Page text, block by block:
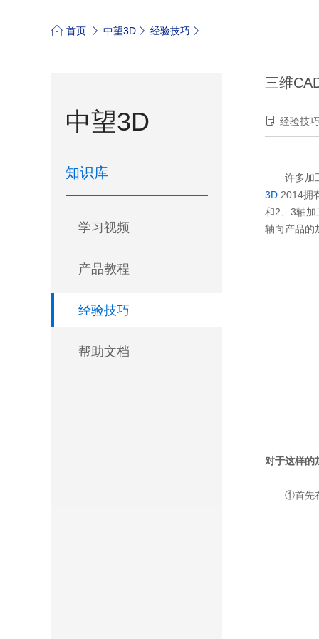
首页 中望3D 经验技巧
中望3D
知识库
学习视频
产品教程
经验技巧
帮助文档
三维
经验技巧
许多加工
3D 2014拥
和2、3轴加
轴向产品的
对于这样的
①首先在